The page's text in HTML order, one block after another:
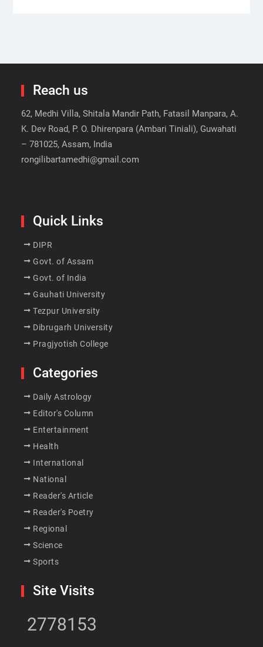
Reach us
62, Medhi Villa, Shitala Mandir Path, Fatasil Manpara, A.
K. Dev Road, P. O. Dhirenpara (Ambari Tiniali), Guwahati
– 781025, Assam, India
rongilibartamedhi@gmail.com
Quick Links
DIPR
Govt. of Assam
Govt. of India
Gauhati University
Tezpur University
Dibrugarh University
Pragjyotish College
Categories
Daily Astrology
Editor's Column
Entertainment
Health
International
National
Reader's Article
Reader's Poetry
Regional
Science
Sports
Site Visits
2778153